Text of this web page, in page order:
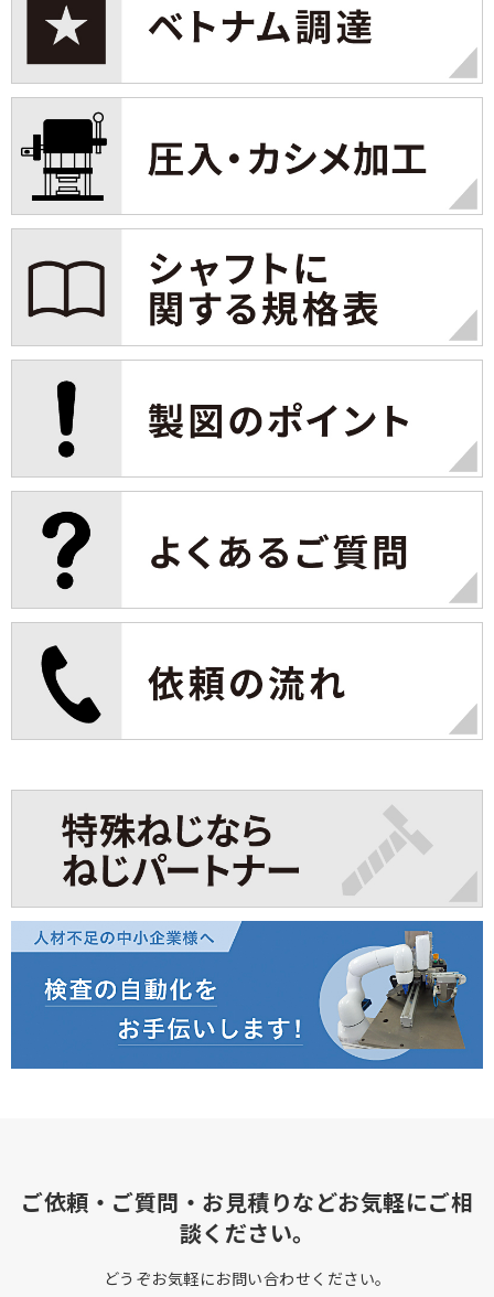
ご依頼・ご質問・お見積りなどお気軽にご相
談ください。
どうぞお気軽にお問い合わせください。